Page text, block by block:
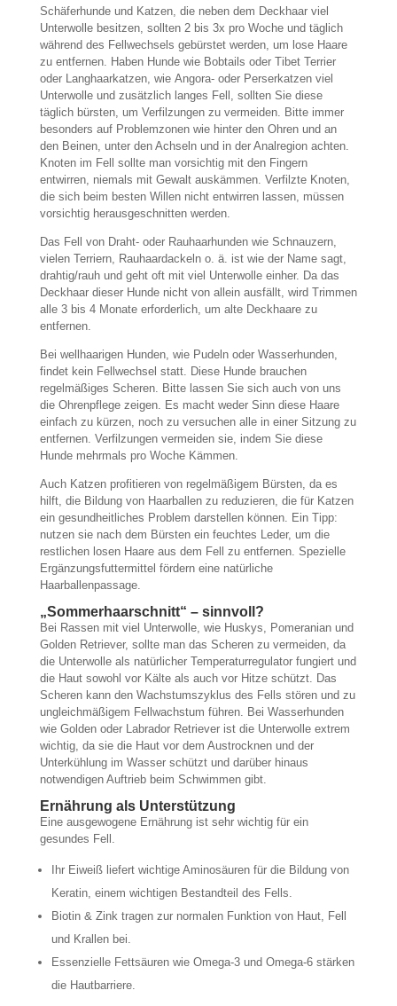
Schäferhunde und Katzen, die neben dem Deckhaar viel
Unterwolle besitzen, sollten 2 bis 3x pro Woche und täglich
während des Fellwechsels gebürstet werden, um lose Haare
zu entfernen. Haben Hunde wie Bobtails oder Tibet Terrier
oder Langhaarkatzen, wie Angora- oder Perserkatzen viel
Unterwolle und zusätzlich langes Fell, sollten Sie diese
täglich bürsten, um Verfilzungen zu vermeiden. Bitte immer
besonders auf Problemzonen wie hinter den Ohren und an
den Beinen, unter den Achseln und in der Analregion achten.
Knoten im Fell sollte man vorsichtig mit den Fingern
entwirren, niemals mit Gewalt auskämmen. Verfilzte Knoten,
die sich beim besten Willen nicht entwirren lassen, müssen
vorsichtig herausgeschnitten werden.
Das Fell von Draht- oder Rauhaarhunden wie Schnauzern,
vielen Terriern, Rauhaardackeln o. ä. ist wie der Name sagt,
drahtig/rauh und geht oft mit viel Unterwolle einher. Da das
Deckhaar dieser Hunde nicht von allein ausfällt, wird Trimmen
alle 3 bis 4 Monate erforderlich, um alte Deckhaare zu
entfernen.
Bei wellhaarigen Hunden, wie Pudeln oder Wasserhunden,
findet kein Fellwechsel statt. Diese Hunde brauchen
regelmäßiges Scheren. Bitte lassen Sie sich auch von uns
die Ohrenpflege zeigen. Es macht weder Sinn diese Haare
einfach zu kürzen, noch zu versuchen alle in einer Sitzung zu
entfernen. Verfilzungen vermeiden sie, indem Sie diese
Hunde mehrmals pro Woche Kämmen.
Auch Katzen profitieren von regelmäßigem Bürsten, da es
hilft, die Bildung von Haarballen zu reduzieren, die für Katzen
ein gesundheitliches Problem darstellen können. Ein Tipp:
nutzen sie nach dem Bürsten ein feuchtes Leder, um die
restlichen losen Haare aus dem Fell zu entfernen. Spezielle
Ergänzungsfuttermittel fördern eine natürliche
Haarballenpassage.
„Sommerhaarschnitt“ – sinnvoll?
Bei Rassen mit viel Unterwolle, wie Huskys, Pomeranian und
Golden Retriever, sollte man das Scheren zu vermeiden, da
die Unterwolle als natürlicher Temperaturregulator fungiert und
die Haut sowohl vor Kälte als auch vor Hitze schützt. Das
Scheren kann den Wachstumszyklus des Fells stören und zu
ungleichmäßigem Fellwachstum führen. Bei Wasserhunden
wie Golden oder Labrador Retriever ist die Unterwolle extrem
wichtig, da sie die Haut vor dem Austrocknen und der
Unterkühlung im Wasser schützt und darüber hinaus
notwendigen Auftrieb beim Schwimmen gibt.
Ernährung als Unterstützung
Eine ausgewogene Ernährung ist sehr wichtig für ein
gesundes Fell.
Ihr Eiweiß liefert wichtige Aminosäuren für die Bildung von
Keratin, einem wichtigen Bestandteil des Fells.
Biotin & Zink tragen zur normalen Funktion von Haut, Fell
und Krallen bei.
Essenzielle Fettsäuren wie Omega-3 und Omega-6 stärken
die Hautbarriere.